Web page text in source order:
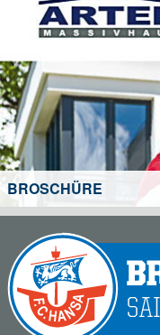
BROSCHÜRE